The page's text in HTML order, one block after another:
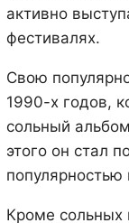
активно
фестивалях.
Свою
1990-х годов,
сольный
этого он стал
Кроме